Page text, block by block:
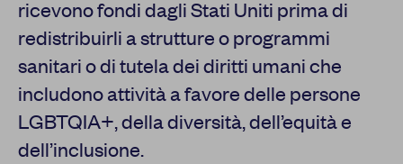
ricevono fondi dagli Stati Uniti prima di
redistribuirli a strutture o programmi
sanitari o di tutela dei diritti umani che
includono attività a favore delle persone
LGBTQIA+, della diversità, dell’equità e
dell’inclusione.